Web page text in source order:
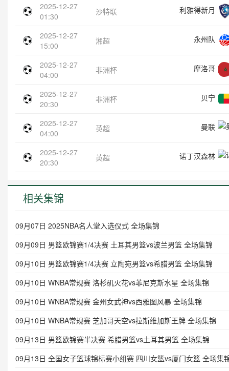
2025-12-27
01:30
沙特联 利雅得新月
2025-12-27
15:00
湘超 永州队
2025-12-27
04:00
非洲杯 摩洛哥
2025-12-27
20:30
非洲杯 贝宁
2025-12-27
04:00
英超 曼联
2025-12-27
20:30
英超 诺丁汉森林
相关集锦
09月07日 2025NBA名人堂入选仪式 全场集锦
09月09日 男篮欧锦赛1/4决赛 土耳其男篮vs波兰男篮 全场集锦
09月10日 男篮欧锦赛1/4决赛 立陶宛男篮vs希腊男篮 全场集锦
09月10日 WNBA常规赛 洛杉矶火花vs菲尼克斯水星 全场集锦
09月10日 WNBA常规赛 金州女武神vs西雅图风暴 全场集锦
09月10日 WNBA常规赛 芝加哥天空vs拉斯维加斯王牌 全场集锦
09月13日 男篮欧锦赛半决赛 希腊男篮vs土耳其男篮 全场集锦
09月13日 全国女子篮球锦标赛小组赛 四川女篮vs厦门女篮 全场集